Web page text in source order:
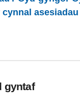
cynnal
gyntaf